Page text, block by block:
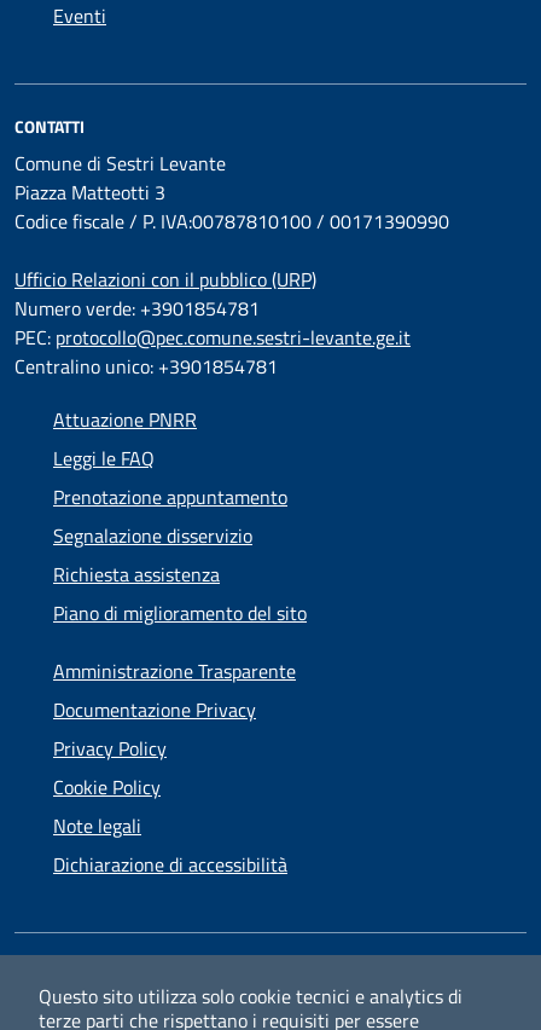
Questo sito utilizza solo cookie tecnici e analytics di
terze parti che rispettano i requisiti per essere
Eventi
CONTATTI
Comune di Sestri Levante
Piazza Matteotti 3
Codice fiscale / P. IVA:00787810100 / 00171390990
Ufficio Relazioni con il pubblico (URP)
Numero verde: +3901854781
PEC: protocollo@pec.comune.sestri-levante.ge.it
Centralino unico: +3901854781
Attuazione PNRR
Leggi le FAQ
Prenotazione appuntamento
Segnalazione disservizio
Richiesta assistenza
Piano di miglioramento del sito
Amministrazione Trasparente
Documentazione Privacy
Privacy Policy
Cookie Policy
Note legali
Dichiarazione di accessibilità
FacebookInstagram